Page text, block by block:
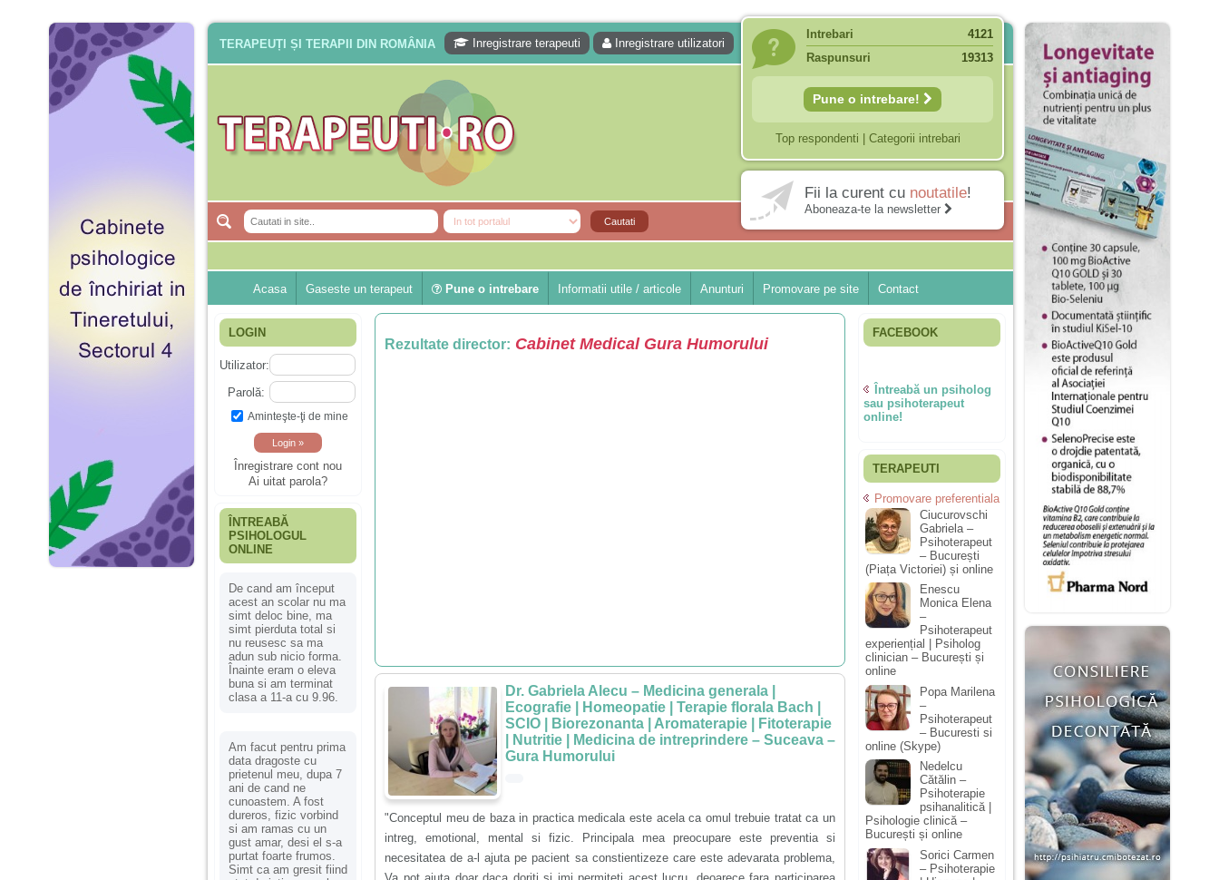
TERAPEUȚI ȘI TERAPII DIN ROMÂNIA Inregistrare terapeuti Inregistrare utilizatori
Intrebari
4121
Raspunsuri
19313
Pune o intrebare!
Top respondenti Categorii intrebari
Fii la curent cu noutatile!
Aboneaza-te la newsletter
Acasa Gaseste un terapeut Pune o intrebare Informatii utile / articole Anunturi Promovare pe site Contact
LOGIN
Utilizator:
Parolă:
Aminteşte-ţi de mine
Înregistrare cont nou
Ai uitat parola?
ÎNTREABĂ
PSIHOLOGUL
ONLINE
De cand am început
acest an scolar nu ma
simt deloc bine, ma
simt pierduta total si
nu reusesc sa ma
adun sub nicio forma.
Înainte eram o eleva
buna si am terminat
clasa a 11-a cu 9.96.
Am facut pentru prima
data dragoste cu
prietenul meu, dupa 7
ani de cand ne
cunoastem. A fost
dureros, fizic vorbind
si am ramas cu un
gust amar, desi el s-a
purtat foarte frumos.
Simt ca am gresit fiind
Rezultate director: Cabinet Medical Gura Humorului
Dr. Gabriela Alecu – Medicina generala |
Ecografie | Homeopatie | Terapie florala Bach |
SCIO | Biorezonanta | Aromaterapie | Fitoterapie
| Nutritie | Medicina de intreprindere – Suceava –
Gura Humorului
"Conceptul meu de baza in practica medicala este acela ca omul trebuie tratat ca un
intreg, emotional, mental si fizic. Principala mea preocupare este preventia si
necesitatea de a-l ajuta pe pacient sa constientizeze care este adevarata problema,
FACEBOOK
Întreabă un psiholog
sau psihoterapeut
online!
TERAPEUTI
Promovare preferentiala
Ciucurovschi
Gabriela –
Psihoterapeut
– București
(Piața Victoriei) și online
Enescu
Monica Elena
–
Psihoterapeut
experiențial | Psiholog
clinician – București și
online
Popa Marilena
–
Psihoterapeut
– Bucuresti si
online (Skype)
Nedelcu
Cătălin –
Psihoterapie
psihanalitică |
Psihologie clinică –
București și online
Sorici Carmen
– Psihoterapie